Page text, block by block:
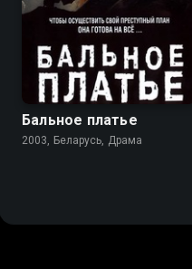
6.7
Бальное платье
2003, Беларусь, Драма